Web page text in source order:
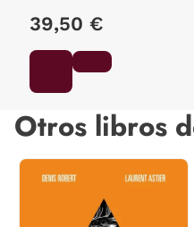
39,50 €
Otros libros